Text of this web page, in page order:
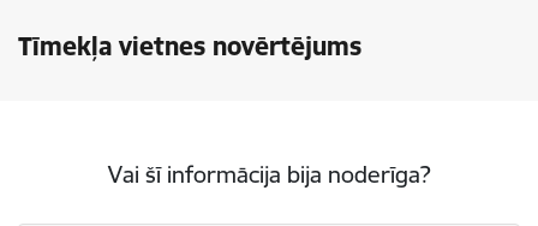
Tīmekļa vietnes novērtējums
Vai šī informācija bija noderīga?